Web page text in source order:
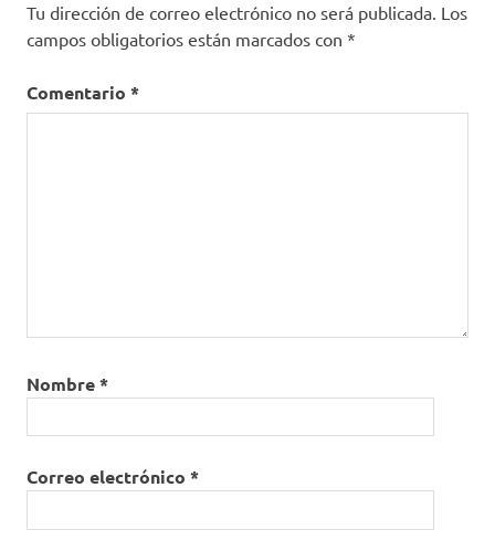
Tu dirección de correo electrónico no será publicada. Los
campos obligatorios están marcados con *
Comentario *
Nombre*
Correo electrónico *